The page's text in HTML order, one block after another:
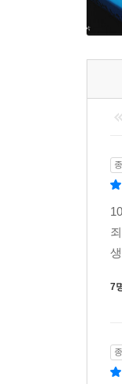
이데
작품
갖지
포레
많은
독자
삶과
현대
이
최초
한국
7